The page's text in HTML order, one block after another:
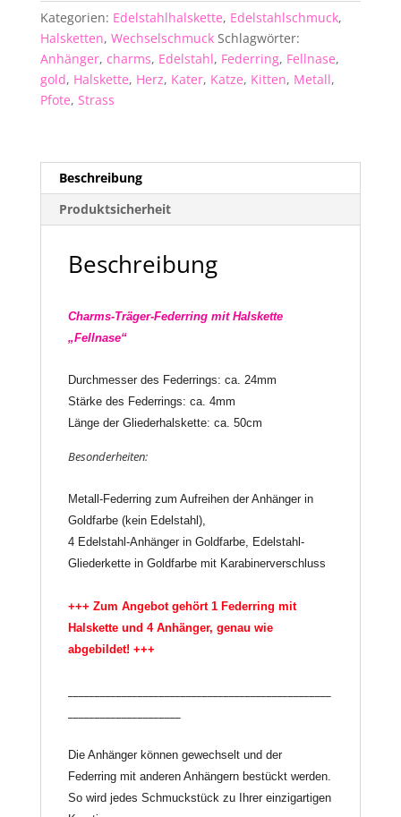
WECHSELSCHMUCK
-
Katze
Kater
cat
Menge
Kategorien: Edelstahlhalskette, Edelstahlschmuck,
Halsketten, Wechselschmuck Schlagwörter:
Anhänger, charms, Edelstahl, Federring, Fellnase,
gold, Halskette, Herz, Kater, Katze, Kitten, Metall,
Pfote, Strass
Beschreibung
Produktsicherheit
Beschreibung
Charms-Träger-Federring mit Halskette
„Fellnase“
Durchmesser des Federrings: ca. 24mm
Stärke des Federrings: ca. 4mm
Länge der Gliederhalskette: ca. 50cm
Besonderheiten:
Metall-Federring zum Aufreihen der Anhänger in
Goldfarbe (kein Edelstahl),
4 Edelstahl-Anhänger in Goldfarbe, Edelstahl-
Gliederkette in Goldfarbe mit Karabinerverschluss
+++ Zum Angebot gehört 1 Federring mit
Halskette und 4 Anhänger, genau wie
abgebildet! +++
Die Anhänger können gewechselt und der
Federring mit anderen Anhängern bestückt werden.
So wird jedes Schmuckstück zu Ihrer einzigartigen